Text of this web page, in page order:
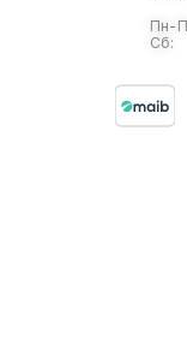
Пн-
Сб: